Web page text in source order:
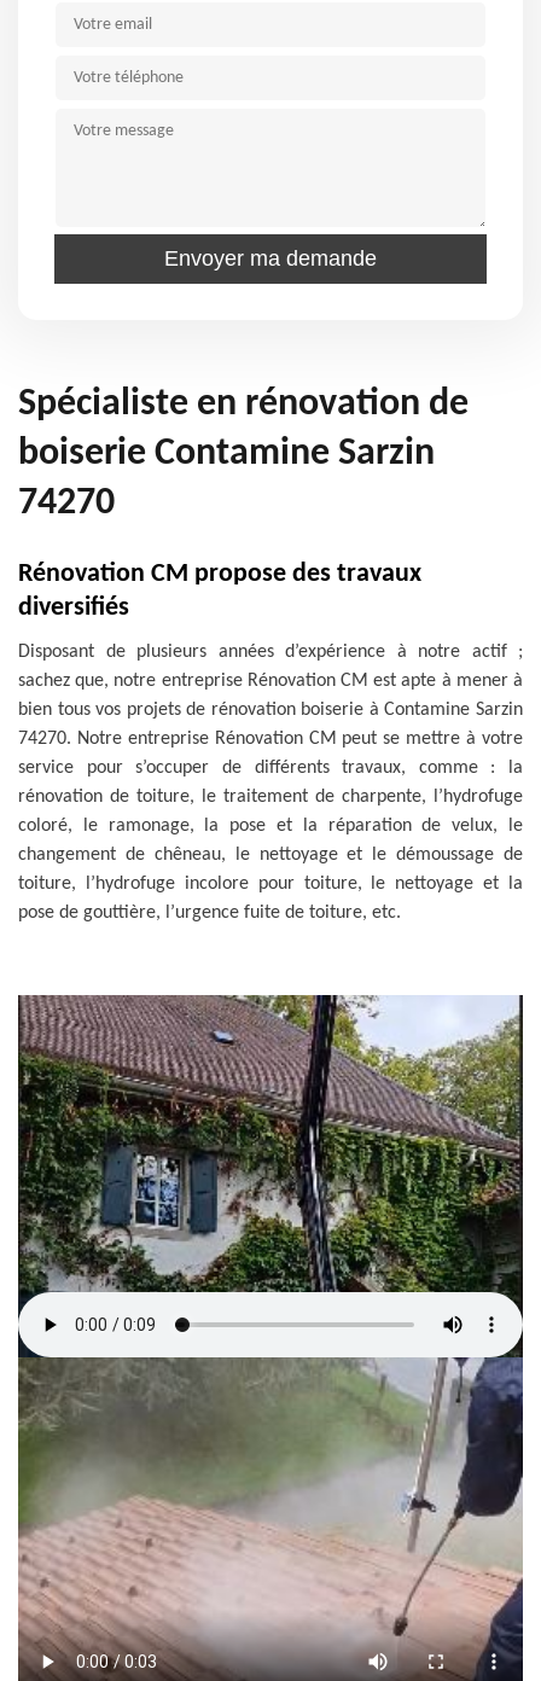
Spécialiste en rénovation de
boiserie Contamine Sarzin
74270
Rénovation CM propose des travaux
diversifiés
Disposant de plusieurs années d’expérience à notre actif ;
sachez que, notre entreprise Rénovation CM est apte à mener à
bien tous vos projets de rénovation boiserie à Contamine Sarzin
74270. Notre entreprise Rénovation CM peut se mettre à votre
service pour s’occuper de différents travaux, comme : la
rénovation de toiture, le traitement de charpente, l’hydrofuge
coloré, le ramonage, la pose et la réparation de velux, le
changement de chêneau, le nettoyage et le démoussage de
toiture, l’hydrofuge incolore pour toiture, le nettoyage et la
pose de gouttière, l’urgence fuite de toiture, etc.